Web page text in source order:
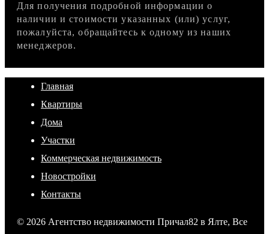
Для получения подробной информации о
наличии и стоимости указанных (или) услуг,
пожалуйста, обращайтесь к одному из наших
менеджеров.
Главная
Квартиры
Дома
Участки
Коммерческая недвижимость
Новостройки
Контакты
© 2026 Агентство недвижимости Причал82 в Ялте, Все